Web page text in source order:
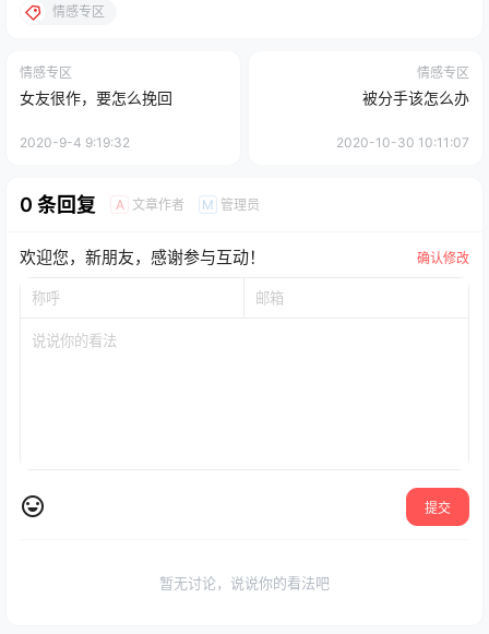
情感专区
情感专区
女友很作，要怎么挽回
2020-9-4 9:19:32
情感专区
被分手该怎么办
2020-10-30 10:11:07
0 条回复 A 文章作者 M 管理员
欢迎您，新朋友，感谢参与互动！ 确认修改
提交
暂无讨论，说说你的看法吧